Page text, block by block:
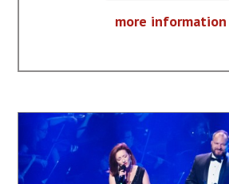
NA
more information